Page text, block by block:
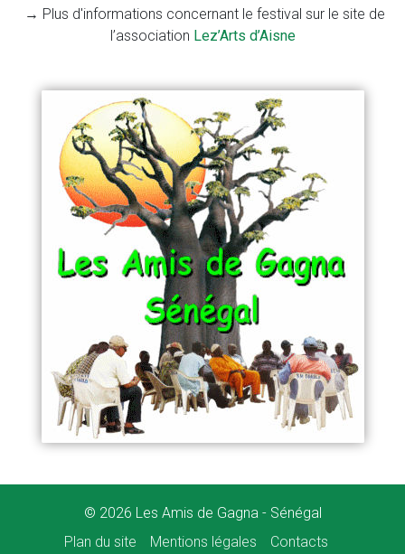
→ Plus d'informations concernant le festival sur le site de
l’association Lez’Arts d’Aisne
© 2026 Les Amis de Gagna - Sénégal
Plan du site
Mentions légales Contacts